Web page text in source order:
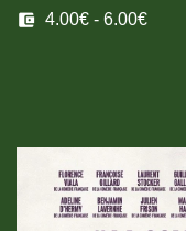
account_balance_wallet 4.00€ - 6.00€